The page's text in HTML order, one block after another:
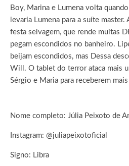
Boy, Marina e Lumena volta
levaria Lumena para a suíte
festa selvagem, que rende muitas
pegam escondidos no banheiro.
beijam escondidos, mas Dessa
Will. O tablet do terror ataca mais
Sérgio e Maria para receberem
Nome completo: Júlia Peixoto de
Instagram: @juliapeixotoficial
Signo: Libra